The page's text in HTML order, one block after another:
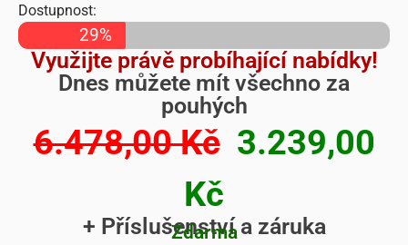
Dostupnost:
29%
Využijte právě probíhající nabídky!
Dnes můžete mít všechno za
pouhých
6.478,00 Kč 3.239,00
Kč
+ Příslušenství a záruka
Zdarma